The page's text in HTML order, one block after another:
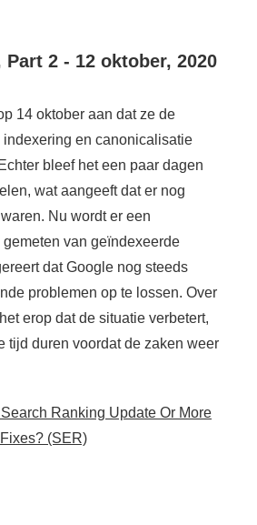
2 - 12 oktober, 2020
14 oktober aan dat ze de
indexering en canonicalisatie
bleef het een paar dagen
wat aangeeft dat er nog
Nu wordt er een
van geïndexeerde
dat Google nog steeds
problemen op te lossen. Over
erop dat de situatie verbetert,
tijd duren voordat de zaken weer
Ranking Update Or More
(SER)